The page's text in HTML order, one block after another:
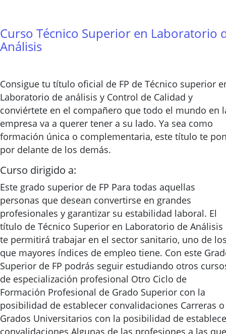
Curso Técnico Superior en Laboratorio
Análisis
Consigue tu título oficial de FP de Técnico superior
Laboratorio de análisis y Control de Calidad y
conviértete en el compañero que todo el mundo en
empresa va a querer tener a su lado. Ya sea como
formación única o complementaria, este título te
por delante de los demás.
Curso dirigido a:
Este grado superior de FP Para todas aquellas
personas que desean convertirse en grandes
profesionales y garantizar su estabilidad laboral. El
título de Técnico Superior en Laboratorio de Análisis
te permitirá trabajar en el sector sanitario, uno de
que mayores índices de empleo tiene. Con este
Superior de FP podrás seguir estudiando otros
de especialización profesional Otro Ciclo de
Formación Profesional de Grado Superior con la
posibilidad de establecer convalidaciones Carreras o
Grados Universitarios con la posibilidad de
convalidaciones Algunas de las profesiones a las que